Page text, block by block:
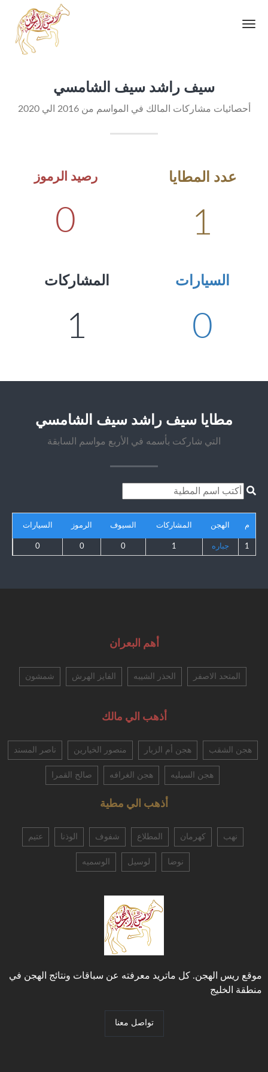
Toggle
سيف راشد سيف الشامسي
أحصائيات مشاركات المالك في المواسم من 2016 الي 2020
رصيد الرموز
0
عدد المطايا
1
المشاركات
1
السيارات
0
مطايا سيف راشد سيف الشامسي
التي شاركت بأسمه في الأربع مواسم السابقة
م الهجن المشاركات السيوف الرموز السيارات
1 جباره 1
0
0
0
أهم البعران
المتحد الاصفر الحذر الشيبه الفايز الهرش شمشون
أذهب الي مالك
هجن الشقب هجن أم الزبار منصور الخيارين ناصر المسند
هجن السيليه هجن الغرافه صالح القمرا
أذهب الي مطية
نهب كهرمان المطلاع شفوف الوذنا عتيم
نوضا لوسيل الوسميه
موقع ريس الهجن. كل ماتريد معرفته عن سباقات ونتائج الهجن في
منطقة الخليج
تواصل معنا